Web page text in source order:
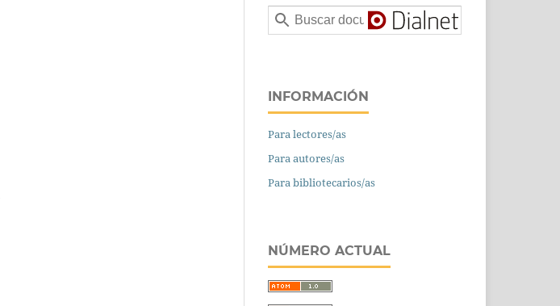
INFORMACIÓN
Para lectores/as
Para autores/as
Para bibliotecarios/as
NÚMERO ACTUAL